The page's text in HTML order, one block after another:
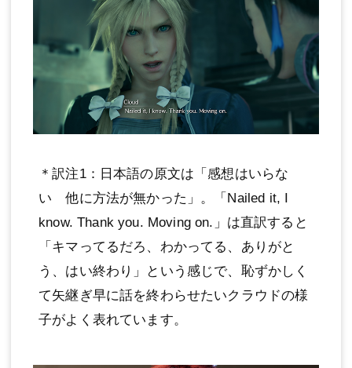
＊訳注1：日本語の原文は「感想はいらな
い 他に方法が無かった」。「Nailed it, I
know. Thank you. Moving on.」は直訳すると
「キマってるだろ、わかってる、ありがと
う、はい終わり」という感じで、恥ずかしく
て矢継ぎ早に話を終わらせたいクラウドの様
子がよく表れています。